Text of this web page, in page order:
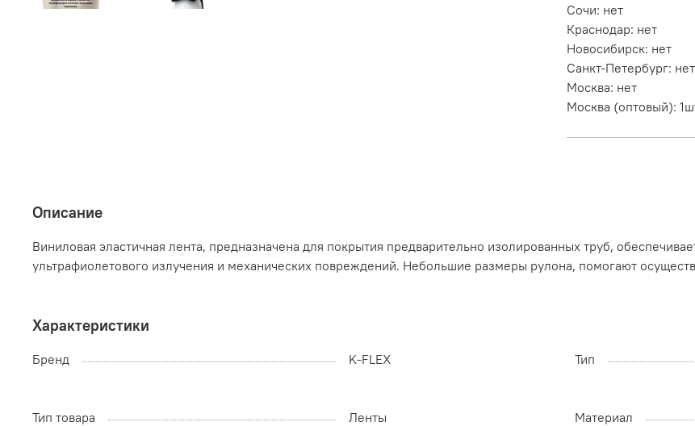
Сочи: нет
Краснодар: нет
Новосибирск: нет
Санкт-Петербург: нет
Москва: нет
Москва (оптовый):
Описание
Виниловая эластичная лента, предназначена для покрытия предварительно изолированных труб,
ультрафиолетового излучения и механических повреждений. Небольшие размеры рулона, помогают
Характеристики
Бренд K-FLEX Тип
Тип товара Ленты Материал